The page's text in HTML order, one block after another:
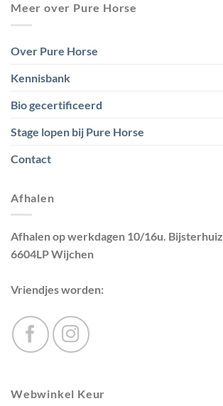
Meer over Pure Horse
Over Pure Horse
Kennisbank
Bio gecertificeerd
Stage lopen bij Pure Horse
Contact
Afhalen
Afhalen op werkdagen 10/16u.
6604LP Wijchen
Vriendjes worden:
Webwinkel Keur